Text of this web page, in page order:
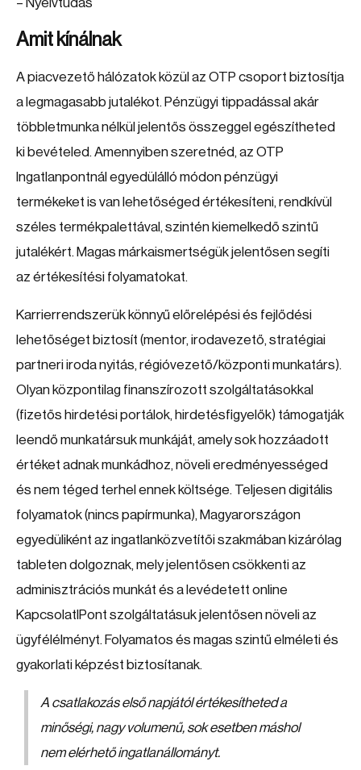
– Nyelvtudás
Amit kínálnak
A piacvezető hálózatok közül az OTP csoport biztosítja
a legmagasabb jutalékot. Pénzügyi tippadással akár
többletmunka nélkül jelentős összeggel egészítheted
ki bevételed. Amennyiben szeretnéd, az OTP
Ingatlanpontnál egyedülálló módon pénzügyi
termékeket is van lehetőséged értékesíteni, rendkívül
széles termékpalettával, szintén kiemelkedő szintű
jutalékért. Magas márkaismertségük jelentősen segíti
az értékesítési folyamatokat.
Karrierrendszerük könnyű előrelépési és fejlődési
lehetőséget biztosít (mentor, irodavezető, stratégiai
partneri iroda nyitás, régióvezető/központi munkatárs).
Olyan központilag finanszírozott szolgáltatásokkal
(fizetős hirdetési portálok, hirdetésfigyelők) támogatják
leendő munkatársuk munkáját, amely sok hozzáadott
értéket adnak munkádhoz, növeli eredményességed
és nem téged terhel ennek költsége. Teljesen digitális
folyamatok (nincs papírmunka), Magyarországon
egyedüliként az ingatlanközvetítői szakmában kizárólag
tableten dolgoznak, mely jelentősen csökkenti az
adminisztrációs munkát és a levédetett online
KapcsolatIPont szolgáltatásuk jelentősen növeli az
ügyfélélményt. Folyamatos és magas szintű elméleti és
gyakorlati képzést biztosítanak.
A csatlakozás első napjától értékesítheted a
minőségi, nagy volumenű, sok esetben máshol
nem elérhető ingatlanállományt.